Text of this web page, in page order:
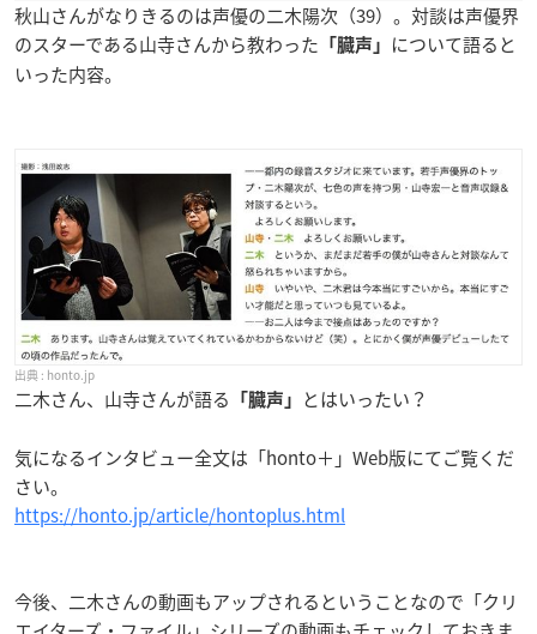
秋山さんがなりきるのは声優の二木陽次（39）。対談は声優界
のスターである山寺さんから教わった 「臓声」
について語ると
いった内容。
honto.jp
二木さん、山寺さんが語る 「臓声」 とはいったい？
気になるインタビュー全文は「honto＋」Web版にてご覧くだ
さい。
https://honto.jp/article/hontoplus.html
今後、二木さんの動画もアップされるということなので「クリ